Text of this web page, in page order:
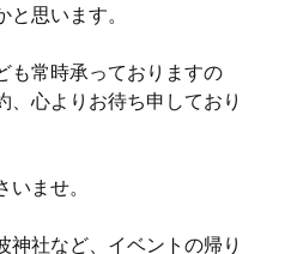
思います。
も常時承っておりますの
、心よりお待ち申しており
ませ。
神社など、イベントの帰り